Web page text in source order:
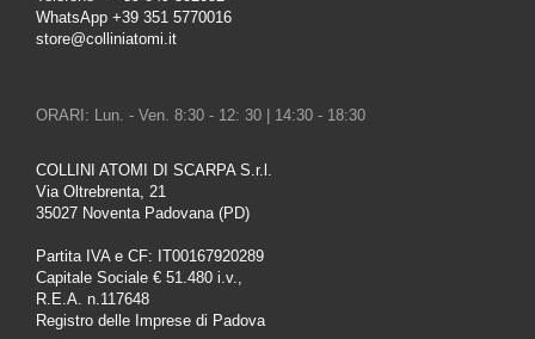
WhatsApp +39 351 5770016
store@colliniatomi.it
ORARI: Lun. - Ven. 8:30 - 12: 30 | 14:30 - 18:30
COLLINI ATOMI DI SCARPA S.r.l.
Via Oltrebrenta, 21
35027 Noventa Padovana (PD)
Partita IVA e CF: IT00167920289
Capitale Sociale € 51.480 i.v.,
R.E.A. n.117648
Registro delle Imprese di Padova